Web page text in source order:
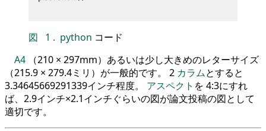
図 1 . python コード
A4 （210 × 297mm）あるいは少し大きめのレターサイズ
（215.9 × 279.4ミリ）が一般的です。 2 カラムとすると
3.34645669291339インチ程度。 アスペクト を 4:3にすれ
ば、2.9インチ×2.1インチぐらいの図が論文投稿の図として
適切です。